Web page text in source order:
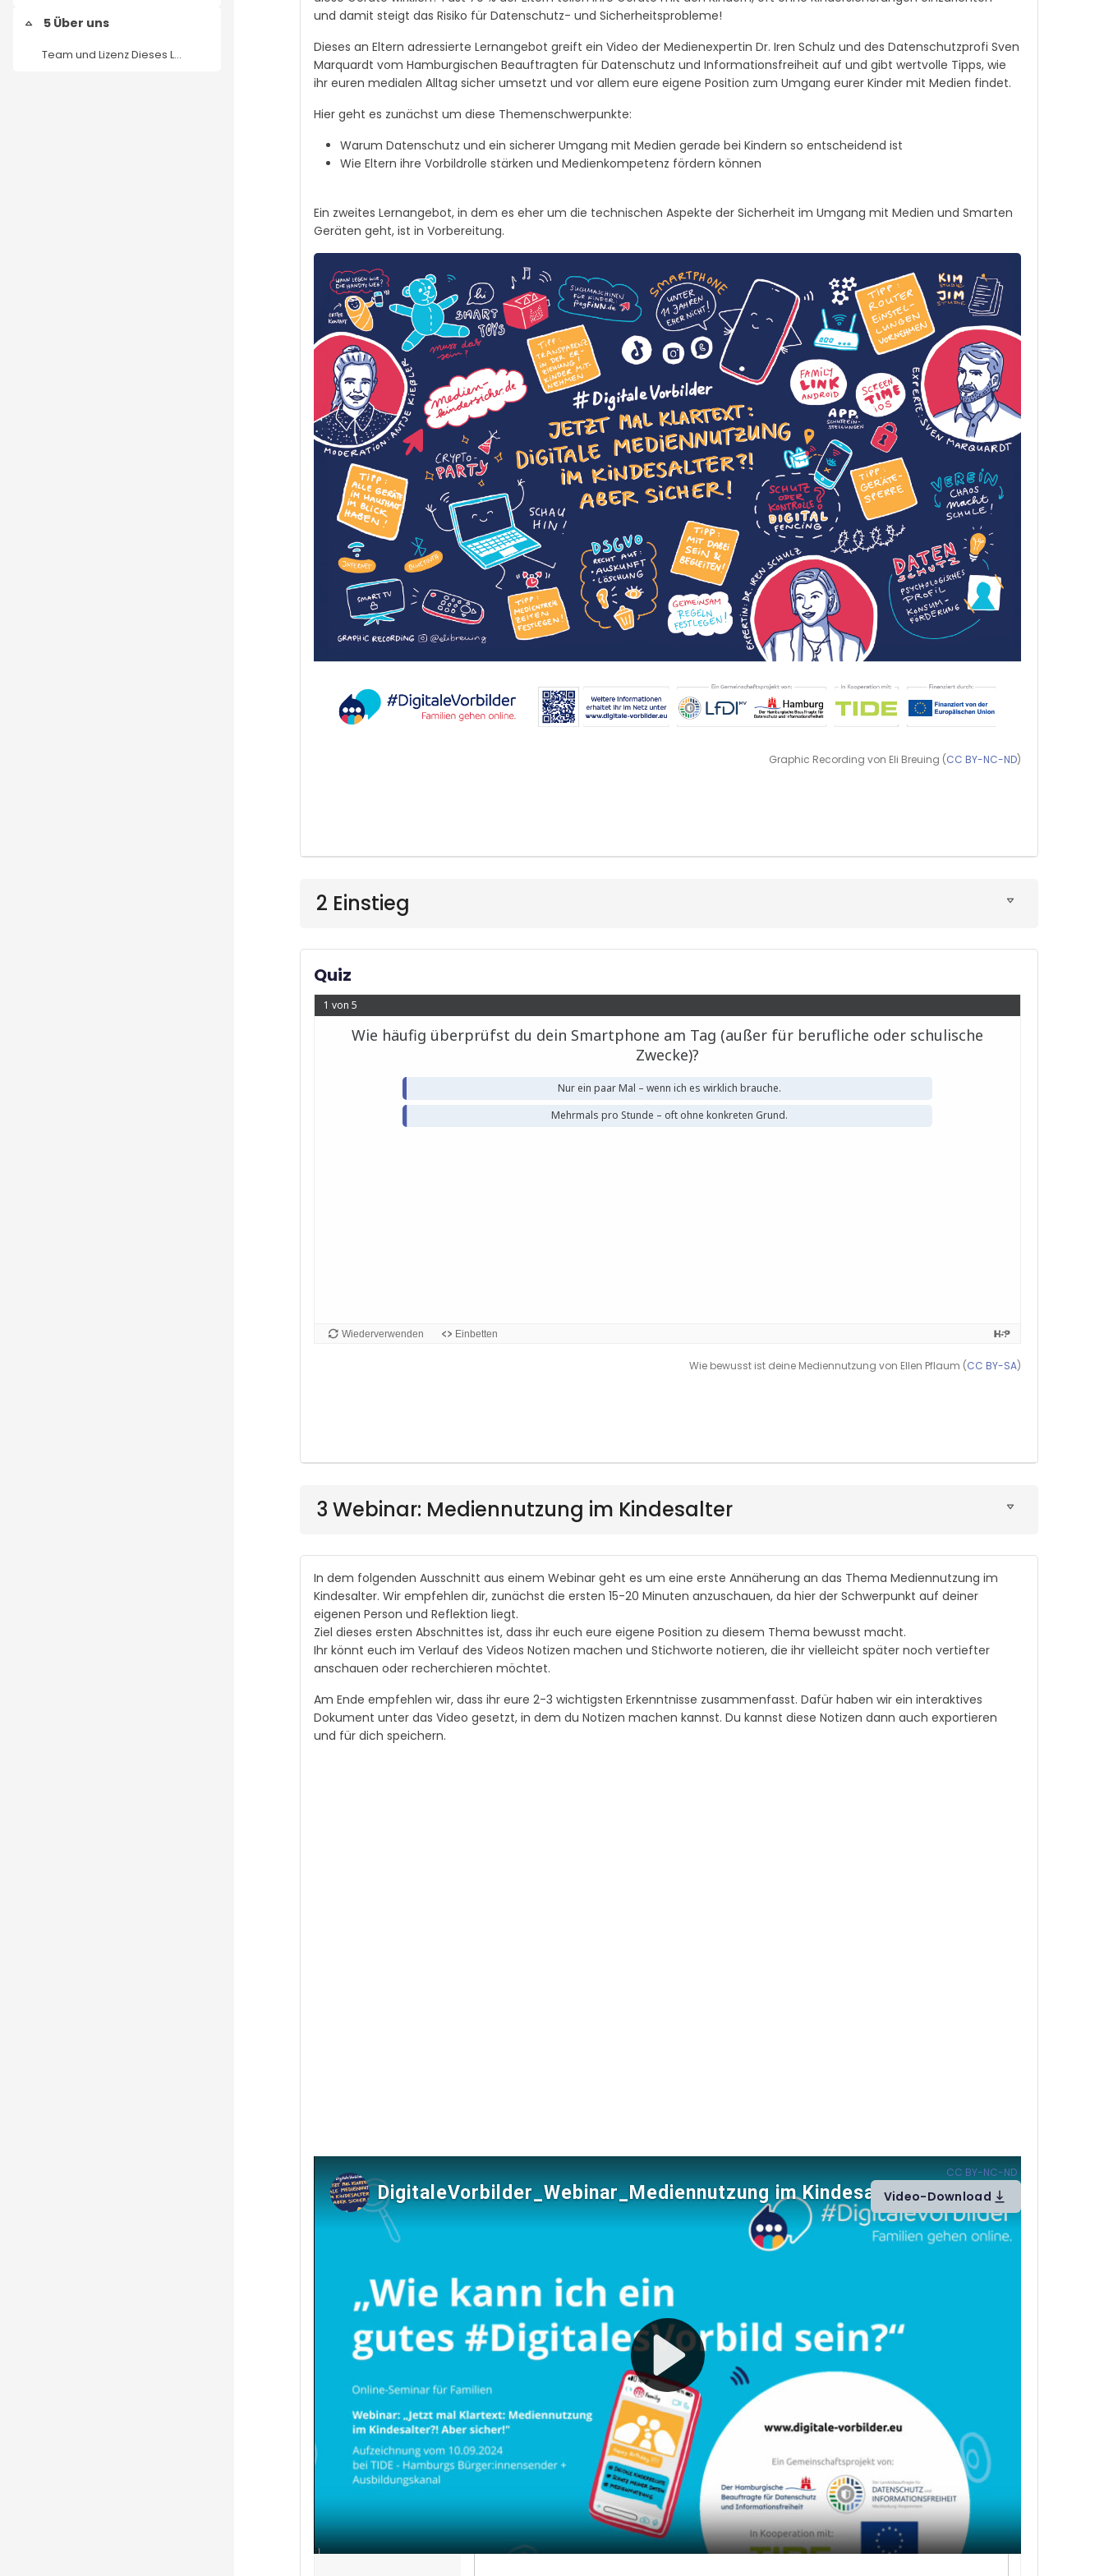
Einklappen
5 Über uns
Team und Lizenz Dieses Lernangebot wurde erstellt ...
und damit steigt das Risiko für Datenschutz- und Sicherheitsprobleme!
Dieses an Eltern adressierte Lernangebot greift ein Video der Medienexpertin Dr. Iren Schulz und des Datenschutzprofi Sven
Marquardt vom Hamburgischen Beauftragten für Datenschutz und Informationsfreiheit auf und gibt wertvolle Tipps, wie
ihr euren medialen Alltag sicher umsetzt und vor allem eure eigene Position zum Umgang eurer Kinder mit Medien findet.
Hier geht es zunächst um diese Themenschwerpunkte:
Warum Datenschutz und ein sicherer Umgang mit Medien gerade bei Kindern so entscheidend ist
Wie Eltern ihre Vorbildrolle stärken und Medienkompetenz fördern können
Ein zweites Lernangebot, in dem es eher um die technischen Aspekte der Sicherheit im Umgang mit Medien und Smarten
Geräten geht, ist in Vorbereitung.
Graphic Recording von Eli Breuing (CC BY-NC-ND)
2 Einstieg
Quiz
Wie bewusst ist deine Mediennutzung von Ellen Pflaum (CC BY-SA)
3 Webinar: Mediennutzung im Kindesalter
In dem folgenden Ausschnitt aus einem Webinar geht es um eine erste Annäherung an das Thema Mediennutzung im
Kindesalter. Wir empfehlen dir, zunächst die ersten 15-20 Minuten anzuschauen, da hier der Schwerpunkt auf deiner
eigenen Person und Reflektion liegt.
Ziel dieses ersten Abschnittes ist, dass ihr euch eure eigene Position zu diesem Thema bewusst macht.
Ihr könnt euch im Verlauf des Videos Notizen machen und Stichworte notieren, die ihr vielleicht später noch vertiefter
anschauen oder recherchieren möchtet.
Am Ende empfehlen wir, dass ihr eure 2-3 wichtigsten Erkenntnisse zusammenfasst. Dafür haben wir ein interaktives
Dokument unter das Video gesetzt, in dem du Notizen machen kannst. Du kannst diese Notizen dann auch exportieren
und für dich speichern.
CC BY-NC-ND
Video-Download